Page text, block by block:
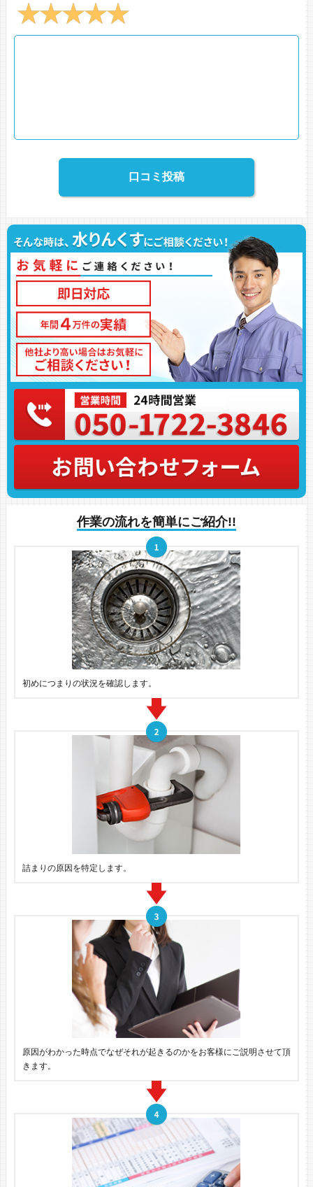
作業の流れを簡単にご紹介!!
初めにつまりの状況を確認します。
詰まりの原因を特定します。
原因がわかった時点でなぜそれが起きるのかをお客様にご説明させて頂
きます。